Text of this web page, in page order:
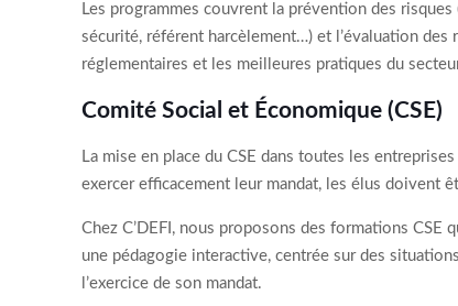
Les programmes couvrent la prévention des
sécurité, référent harcèlement…) et l’évaluation
réglementaires et les meilleures pratiques du
Comité Social et Économique (CSE)
La mise en place du CSE dans toutes les
exercer efficacement leur mandat, les élus doivent
Chez C’DEFI, nous proposons des formations
une pédagogie interactive, centrée sur des
l’exercice de son mandat.